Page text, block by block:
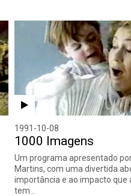
1991-10-08
1000 Imagens
Um programa apresentado
Martins, com uma divertida
importância e ao impacto que
tem…